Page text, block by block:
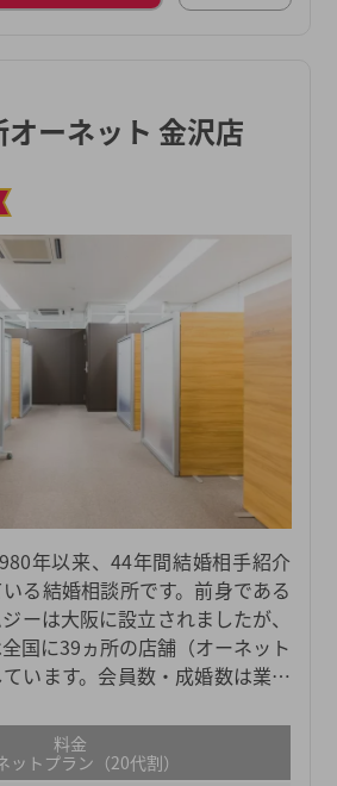
ーネット 金沢店
年以来、44年間結婚相手紹介
る結婚相談所です。前身である
ーは大阪に設立されましたが、
国に39ヵ所の店舗（オーネット
います。会員数・成婚数は業界
もおすすめです。※当社は、登
数、および成婚数No.1（＊）の
料金
ットプラン（20代割）